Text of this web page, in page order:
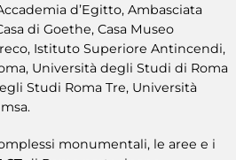
d’Egitto, Ambasciata
di Goethe, Casa Museo
Istituto Superiore Antincendi,
Università degli Studi di Roma
Studi Roma Tre, Università
monumentali, le aree e i